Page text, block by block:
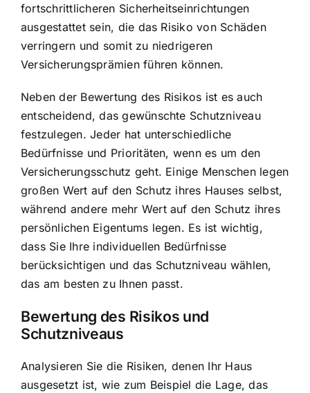
fortschrittlicheren Sicherheitseinrichtungen
ausgestattet sein, die das Risiko von Schäden
verringern und somit zu niedrigeren
Versicherungsprämien führen können.
Neben der Bewertung des Risikos ist es auch
entscheidend, das gewünschte Schutzniveau
festzulegen. Jeder hat unterschiedliche
Bedürfnisse und Prioritäten, wenn es um den
Versicherungsschutz geht. Einige Menschen legen
großen Wert auf den Schutz ihres Hauses selbst,
während andere mehr Wert auf den Schutz ihres
persönlichen Eigentums legen. Es ist wichtig,
dass Sie Ihre individuellen Bedürfnisse
berücksichtigen und das Schutzniveau wählen,
das am besten zu Ihnen passt.
Bewertung des Risikos und
Schutzniveaus
Analysieren Sie die Risiken, denen Ihr Haus
ausgesetzt ist, wie zum Beispiel die Lage, das